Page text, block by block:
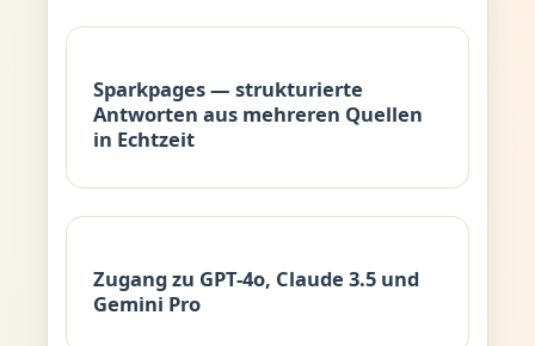
Sparkpages — strukturierte
Antworten aus mehreren Quellen
in Echtzeit
Zugang zu GPT-4o, Claude 3.5 und
Gemini Pro